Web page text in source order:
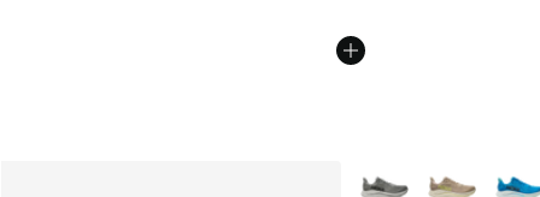
Plus de couleurs